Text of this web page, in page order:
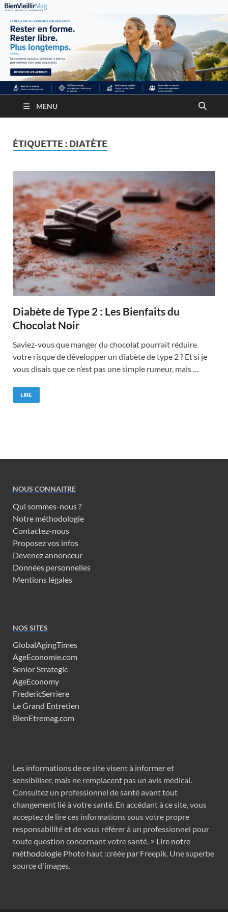
MENU
ÉTIQUETTE : DIATÈTE
Diabète de Type 2 : Les Bienfaits du
Chocolat Noir
Saviez-vous que manger du chocolat pourrait réduire
votre risque de développer un diabète de type 2 ? Et si je
vous disais que ce n’est pas une simple rumeur, mais …
LIRE
NOUS CONNAITRE
Qui sommes-nous ?
Notre méthodologie
Contactez-nous
Proposez vos infos
Devenez annonceur
Données personnelles
Mentions légales
NOS SITES
GlobalAgingTimes
AgeEconomie.com
Senior Strategic
AgeEconomy
FredericSerriere
Le Grand Entretien
BienEtremag.com
Les informations de ce site visent à informer et
sensibiliser, mais ne remplacent pas un avis médical.
Consultez un professionnel de santé avant tout
changement lié à votre santé. En accédant à ce site, vous
acceptez de lire ces informations sous votre propre
responsabilité et de vous référer à un professionnel pour
toute question concernant votre santé. > Lire notre
méthodologie Photo haut :créée par Freepik. Une superbe
source d'images.